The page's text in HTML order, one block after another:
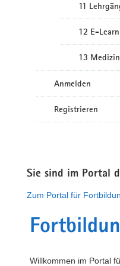
11
12 E-
13 Medizin
Anmelden
Registrieren
Sie sind im Portal
Zum Portal für
Willkommen im Portal